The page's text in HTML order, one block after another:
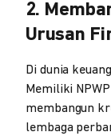
2.
Urusan
Di dunia
Memiliki
membangun
lembaga